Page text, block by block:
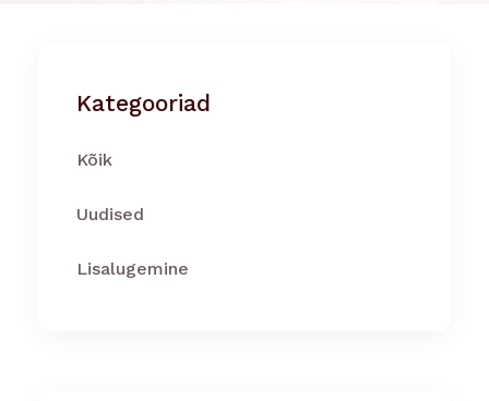
Kategooriad
Kõik
Uudised
Lisalugemine